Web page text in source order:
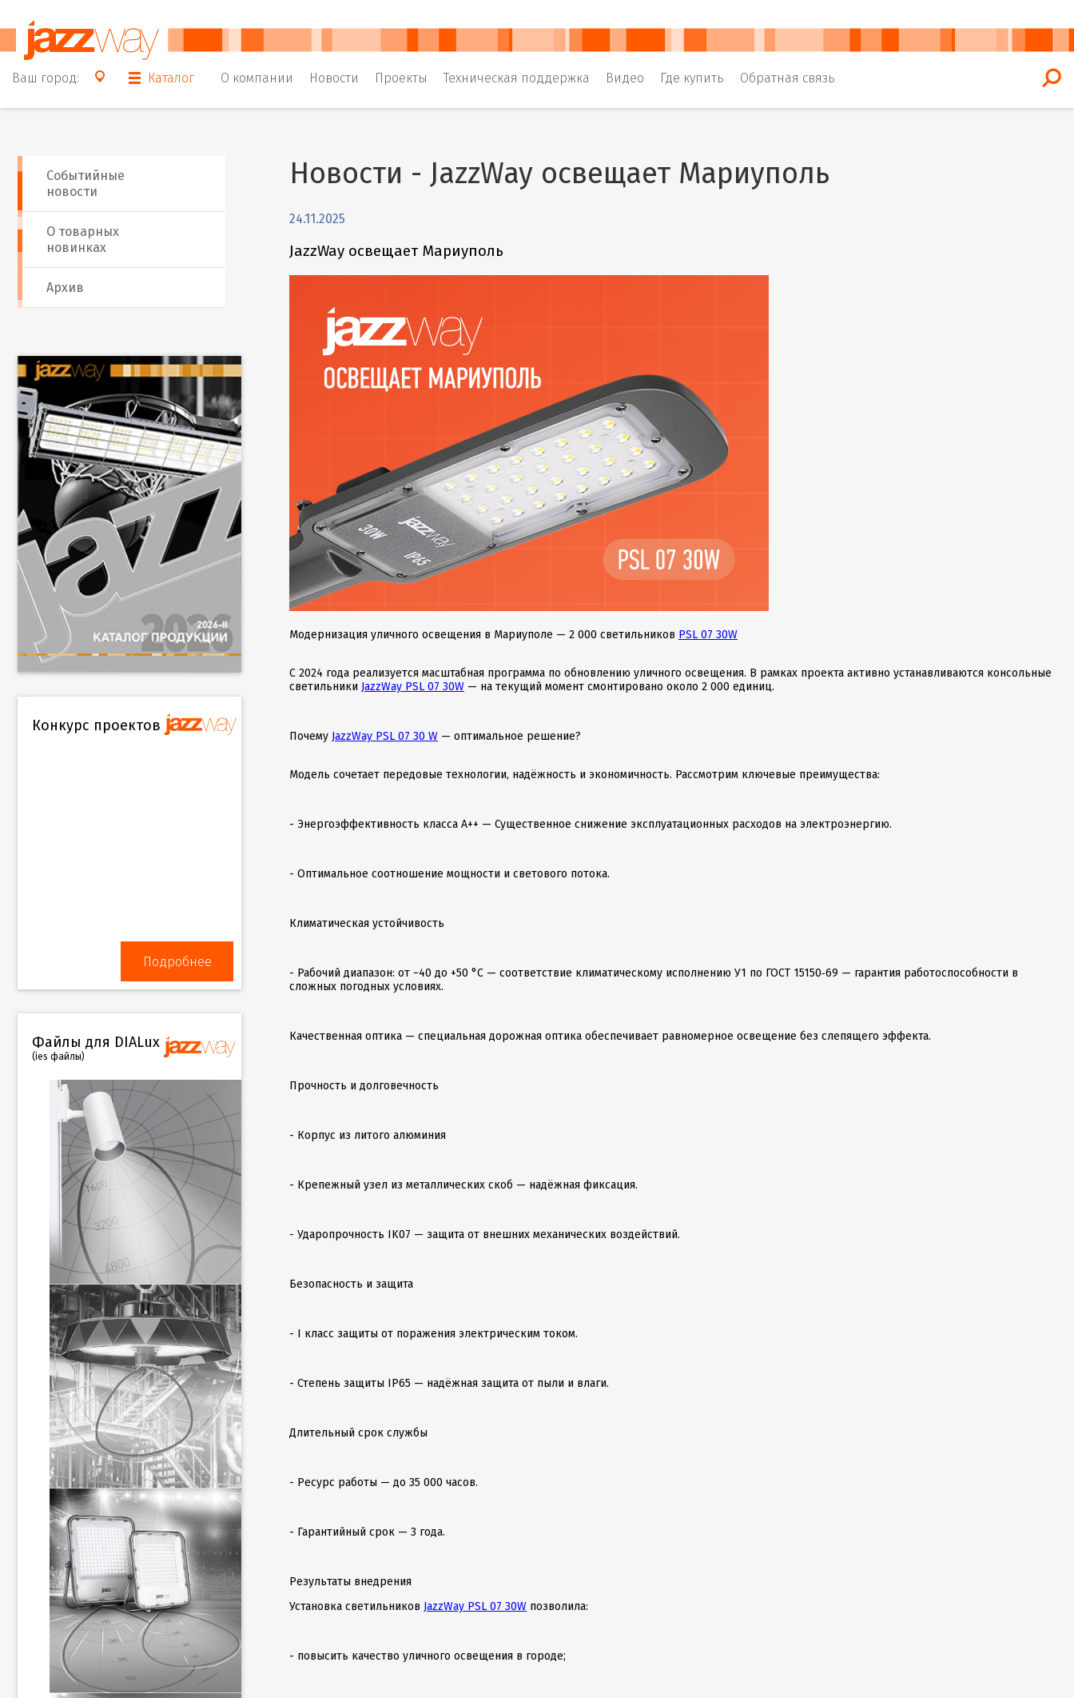
Ваш город: Каталог О компании Новости Проекты Техническая поддержка Видео Где купить Обратная связь
Событийные
новости
О товарных
новинках
Архив
Конкурс проектов
Подробнее
Файлы для DIALux
(ies файлы)
Новости - JazzWay освещает Мариуполь
24.11.2025
JazzWay освещает Мариуполь
Модернизация уличного освещения в Мариуполе — 2 000 светильников PSL 07 30W
С 2024 года реализуется масштабная программа по обновлению уличного освещения. В рамках проекта активно устанавливаются консольные
светильники JazzWay PSL 07 30W — на текущий момент смонтировано около 2 000 единиц.
Почему JazzWay PSL 07 30 W — оптимальное решение?
Модель сочетает передовые технологии, надёжность и экономичность. Рассмотрим ключевые преимущества:
- Энергоэффективность класса А++ — Существенное снижение эксплуатационных расходов на электроэнергию.
- Оптимальное соотношение мощности и светового потока.
Климатическая устойчивость
- Рабочий диапазон: от −40 до +50 °C — соответствие климатическому исполнению У1 по ГОСТ 15150‑69 — гарантия работоспособности в
сложных погодных условиях.
Качественная оптика — специальная дорожная оптика обеспечивает равномерное освещение без слепящего эффекта.
Прочность и долговечность
- Корпус из литого алюминия
- Крепежный узел из металлических скоб — надёжная фиксация.
- Ударопрочность IK07 — защита от внешних механических воздействий.
Безопасность и защита
- I класс защиты от поражения электрическим током.
- Степень защиты IP65 — надёжная защита от пыли и влаги.
Длительный срок службы
- Ресурс работы — до 35 000 часов.
- Гарантийный срок — 3 года.
Результаты внедрения
Установка светильников JazzWay PSL 07 30W позволила:
- повысить качество уличного освещения в городе;